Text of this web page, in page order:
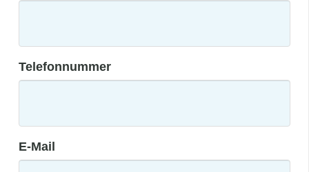
Telefonnummer
E-Mail